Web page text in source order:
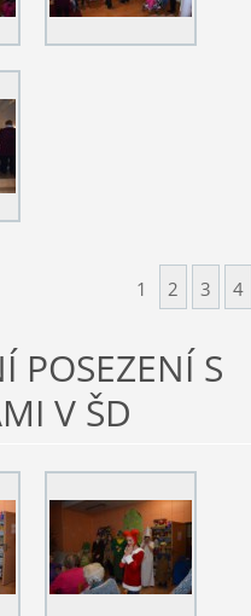
1 2 3 4
POSEZENÍ S
V ŠD